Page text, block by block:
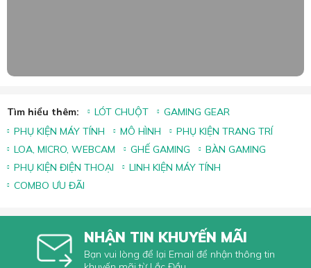
Tìm hiểu thêm: LÓT CHUỘT
GAMING GEAR
PHỤ KIỆN MÁY TÍNH
MÔ HÌNH
PHỤ KIỆN TRANG TRÍ
LOA, MICRO, WEBCAM
GHẾ GAMING
BÀN GAMING
PHỤ KIỆN ĐIỆN THOẠI
LINH KIỆN MÁY TÍNH
COMBO ƯU ĐÃI
NHẬN TIN KHUYẾN MÃI
Bạn vui lòng để lại Email để nhận thông tin